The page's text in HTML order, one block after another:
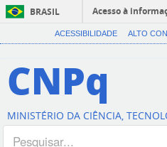
BRASIL
Acesso à
ACESSIBILIDADE ALTO
CNPq
MINISTÉRIO DA CIÊNCIA,